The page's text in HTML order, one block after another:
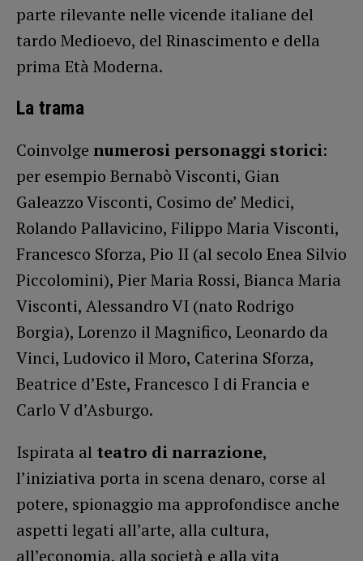
parte rilevante nelle vicende italiane del
tardo Medioevo, del Rinascimento e della
prima Età Moderna.
La trama
Coinvolge numerosi personaggi storici:
per esempio Bernabò Visconti, Gian
Galeazzo Visconti, Cosimo de’ Medici,
Rolando Pallavicino, Filippo Maria Visconti,
Francesco Sforza, Pio II (al secolo Enea Silvio
Piccolomini), Pier Maria Rossi, Bianca Maria
Visconti, Alessandro VI (nato Rodrigo
Borgia), Lorenzo il Magnifico, Leonardo da
Vinci, Ludovico il Moro, Caterina Sforza,
Beatrice d’Este, Francesco I di Francia e
Carlo V d’Asburgo.
Ispirata al teatro di narrazione,
l’iniziativa porta in scena denaro, corse al
potere, spionaggio ma approfondisce anche
aspetti legati all’arte, alla cultura,
all’economia, alla società e alla vita